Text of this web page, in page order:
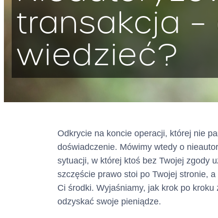
transakcja –
wiedzieć?
Odkrycie na koncie operacji, której nie
doświadczenie. Mówimy wtedy o
sytuacji, w której ktoś bez Twojej zgody
szczęście prawo stoi po Twojej stronie,
Ci środki. Wyjaśniamy, jak krok po kroku
odzyskać swoje pieniądze.
Adres :
(siedziba)
Adres do
(wpisany do